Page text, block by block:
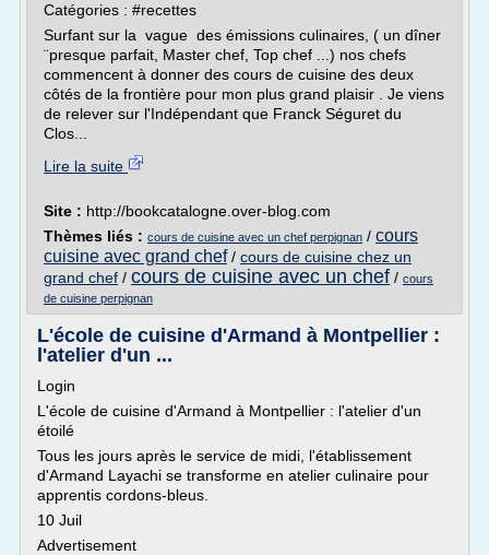
Catégories : #recettes
Surfant sur la vague des émissions culinaires, ( un dîner
¨presque parfait, Master chef, Top chef ...) nos chefs
commencent à donner des cours de cuisine des deux
côtés de la frontière pour mon plus grand plaisir . Je viens
de relever sur l'Indépendant que Franck Séguret du
Clos...
Lire la suite
Site : http://bookcatalogne.over-blog.com
Thèmes liés : cours de cuisine avec un chef perpignan / cours
cuisine avec grand chef/ cours de cuisine chez un
grand chef / cours de cuisine avec un chef / cours
de cuisine perpignan
L'école de cuisine d'Armand à Montpellier :
l'atelier d'un ...
Login
L'école de cuisine d'Armand à Montpellier : l'atelier d'un
étoilé
Tous les jours après le service de midi, l'établissement
d'Armand Layachi se transforme en atelier culinaire pour
apprentis cordons-bleus.
10 Juil
Advertisement